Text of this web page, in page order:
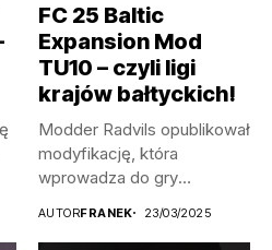
FC 25 Baltic
Expansion Mod
TU10 – czyli ligi
krajów bałtyckich!
Modder Radvils opublikował
modyfikację, która
wprowadza do gry
AUTORFRANEK 23/03/2025